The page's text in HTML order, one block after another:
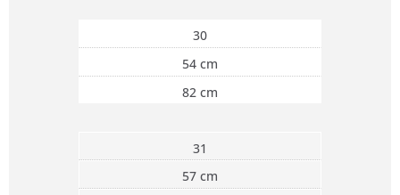
30
54 cm
82 cm
31
57 cm